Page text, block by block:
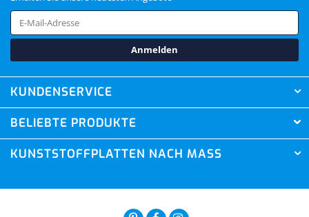
Anmelden
KUNDENSERVICE
BELIEBTE PRODUKTE
KUNSTSTOFFPLATTEN NACH MASS